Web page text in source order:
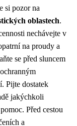
si pozor na
oblastech.
nechávejte v
na proudy a
se před sluncem
Pijte dostatek
jakýchkoli
Před cestou
a